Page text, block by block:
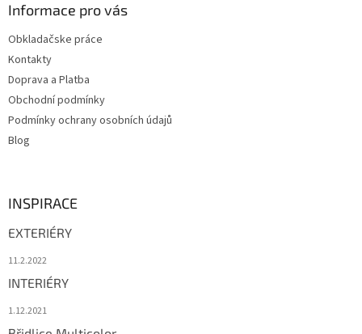
Informace pro vás
Obkladačske práce
Kontakty
Doprava a Platba
Obchodní podmínky
Podmínky ochrany osobních údajů
Blog
INSPIRACE
EXTERIÉRY
11.2.2022
INTERIÉRY
1.12.2021